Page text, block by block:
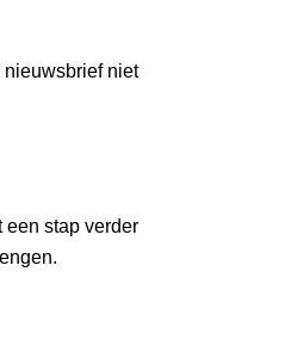
nieuwsbrief niet
een stap verder